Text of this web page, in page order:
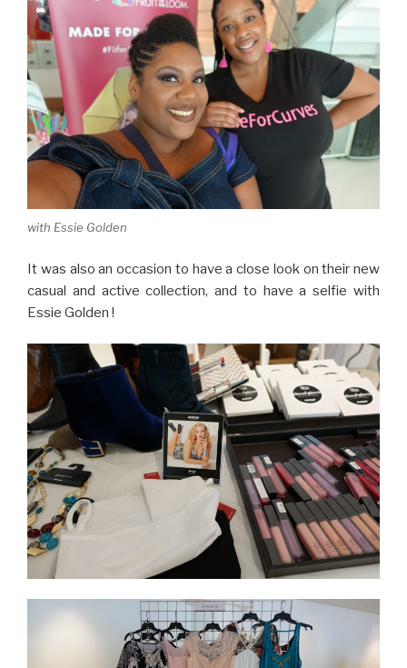
with Essie Golden
It was also an occasion to have a close look on their new
casual and active collection, and to have a selfie with
Essie Golden !